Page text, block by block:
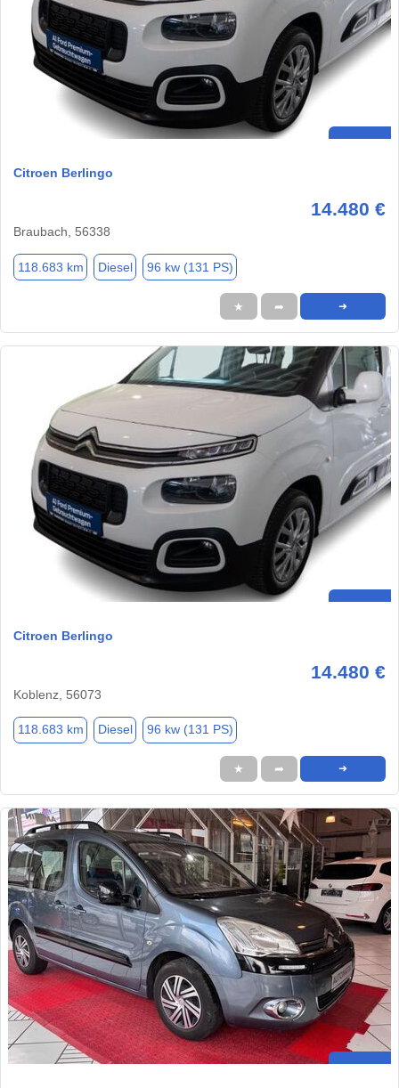
Citroen Berlingo
14.480 €
Braubach, 56338
118.683 km Diesel 96 kw (131 PS)
★ ➦ ➜
Citroen Berlingo
14.480 €
Koblenz, 56073
118.683 km Diesel 96 kw (131 PS)
★ ➦ ➜